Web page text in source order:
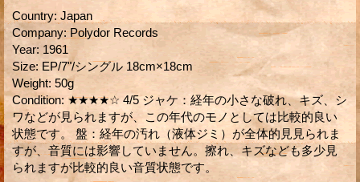
Country: Japan
Company: Polydor Records
Year: 1961
Size: EP/7"/シングル 18cm×18cm
Weight: 50g
Condition: ★★★★☆ 4/5 ジャケ：経年の小さな破れ、キズ、シ
ワなどが見られますが、この年代のモノとしては比較的良い
状態です。 盤：経年の汚れ（液体ジミ）が全体的見見られま
すが、音質には影響していません。擦れ、キズなども多少見
られますが比較的良い音質状態です。